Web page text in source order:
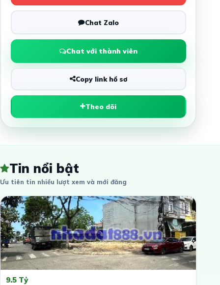
Chat Zalo
Chat với thành viên
Copy link hồ sơ
Theo dõi
Tin nổi bật
Ưu tiên tin nhiều lượt xem và mới đăng
9.5 Tỷ